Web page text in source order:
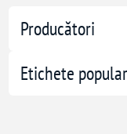
Producători
Etichete